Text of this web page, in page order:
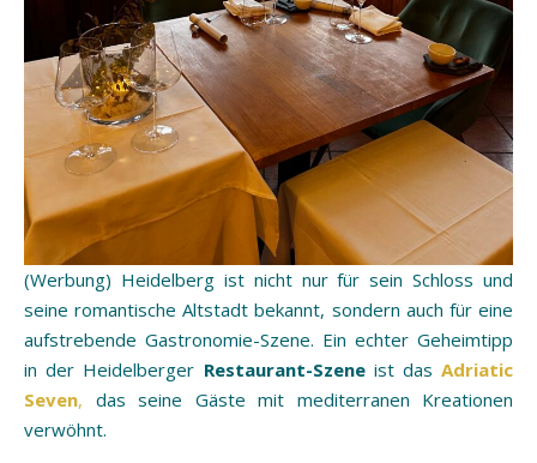
(Werbung) Heidelberg ist nicht nur für sein Schloss und
seine romantische Altstadt bekannt, sondern auch für eine
aufstrebende Gastronomie-Szene. Ein echter Geheimtipp
in der Heidelberger Restaurant-Szeneist dasAdriatic
Seven, das seine Gäste mit mediterranen Kreationen
verwöhnt.